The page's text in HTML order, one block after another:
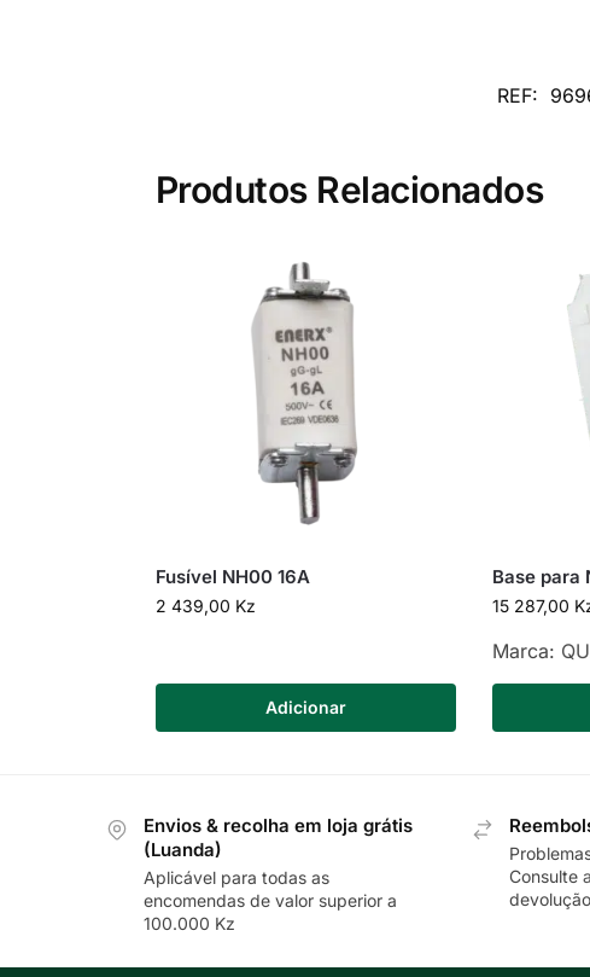
REF:
Produtos Relacionados
Fusível NH00 16A
2 439,00 Kz
Adicionar
Base para
15 287,00
Marca:
Envios & recolha em loja grátis
(Luanda)
Aplicável para todas as
encomendas de valor superior a
100.000 Kz
Consulte
devolução